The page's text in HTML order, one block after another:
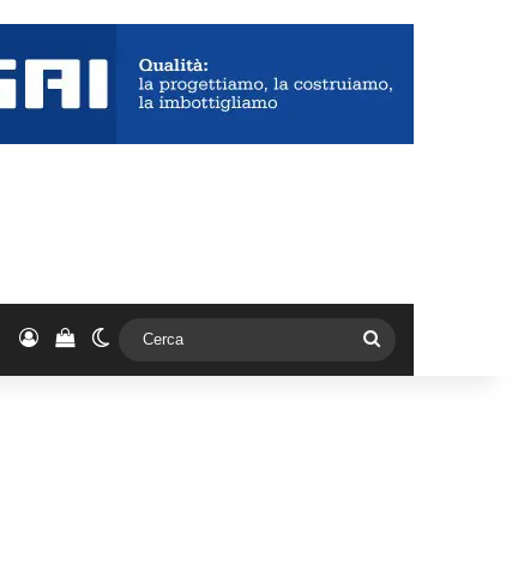
AccediVedi il carrello
Cambia aspetto